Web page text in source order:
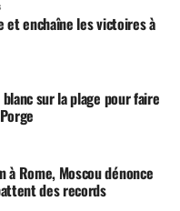
et enchaîne les victoires à
sur la plage pour faire
Rome, Moscou dénonce
des records